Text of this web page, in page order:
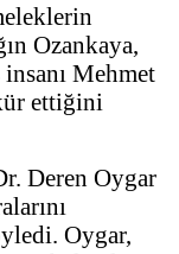
Ozankaya,
Mehmet
ettiğini
Deren Oygar
Oygar,